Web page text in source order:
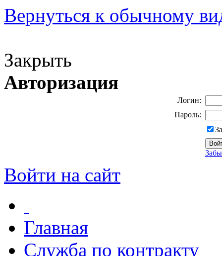
Вернуться к обычному
Закрыть
Авторизация
Логин:
Пароль:
Войти на сайт
Главная
Служба по контракту